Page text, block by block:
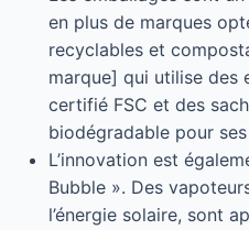
en plus de marques
recyclables et
marque] qui utilise des
certifié FSC et des
biodégradable pour
L’innovation est
Bubble ». Des
l’énergie solaire, sont